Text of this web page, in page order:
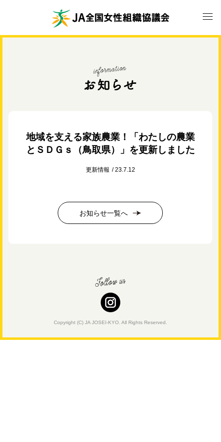
地域を支える家族農業！「わたしの農業
とＳＤＧｓ（鳥取県）」を更新しました
更新情報 23.7.12
お知らせ一覧へ
Copyright (C) JA JOSEI-KYO. All Rights Reserved.